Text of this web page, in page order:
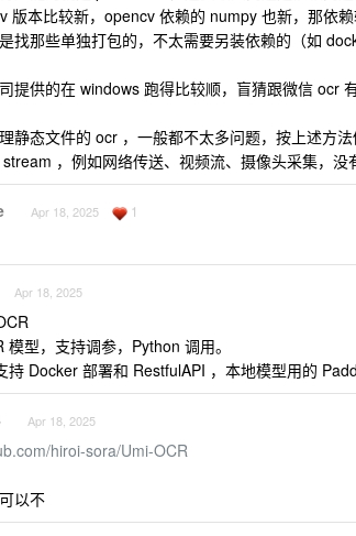
版本比较新，opencv 依赖的 numpy 也新，那依
找那些单独打包的，不太需要另装依赖的（如
提供的在 windows 跑得比较顺，盲猜跟微信 ocr
静态文件的 ocr ，一般都不太多问题，按上述方
，例如网络传送、视频流、摄像头采集，
Apr 18, 2025 1
Apr 18, 2025
模型，支持调参，Python 调用。
持 Docker 部署和 RestfulAPI ，本地模型用的
Apr 18, 2025
hiroi-sora/Umi-OCR
以不